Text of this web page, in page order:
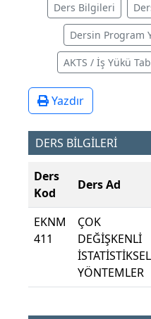
Ders Bilgileri
Dersin Program
AKTS / İş Yükü
Yazdır
DERS BİLGİLERİ
Ders
Kod
Ders Ad
EKNM
411
ÇOK
DEĞİŞKENLİ
İSTATİSTİKSEL
YÖNTEMLER